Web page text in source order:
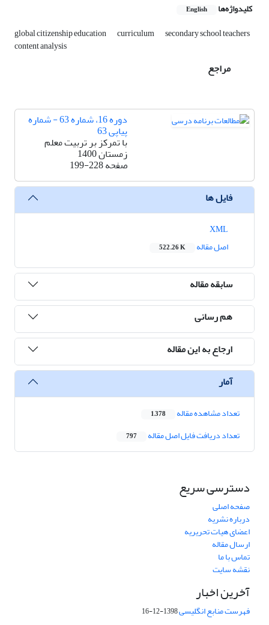
کلیدواژه‌ها English
global citizenship education curriculum secondary school teachers
content analysis
مراجع
دوره 16، شماره 63 - شماره
پیاپی 63
با تمرکز بر تربیت معلم
زمستان 1400
صفحه199-228
فایل ها
اصل مقاله
522.26 K
سابقه مقاله
هم رسانی
ارجاع به این مقاله
آمار
تعداد مشاهده مقاله 1,378
تعداد دریافت فایل اصل مقاله 797
دسترسی سریع
صفحه اصلی
درباره نشریه
اعضای هیات تحریریه
ارسال مقاله
تماس با ما
نقشه سایت
آخرین اخبار
فهرست منابع انگلیسی1398-12-16